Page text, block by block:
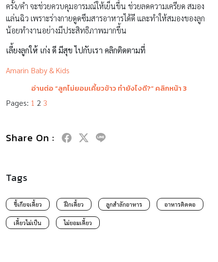
ครั้ง/คำ จะช่วยควบคุมอารมณ์ให้เย็นขึ้น ช่วยลดความเครียด สมอง
แล่นฉิว เพราะร่างกายดูดซึมสารอาหารได้ดี และทำให้สมองของลูก
น้อยทำงานอย่างมีประสิทธิภาพมากขึ้น
เลี้ยงลูกให้ เก่ง ดี มีสุข ไปกับเรา คลิกติดตามที่
Amarin Baby & Kids
อ่านต่อ “ลูกไม่ยอมเคี้ยวข้าว ทำยังไงดี?” คลิกหน้า 3
Pages: 1 2 3
Share On :
Tags
ขี้เกียจเคี้ยว ฝึกเคี้ยว ลูกสำลักอาหาร อาหารติดคอ
เคี้ยวไม่เป็น ไม่ยอมเคี้ยว